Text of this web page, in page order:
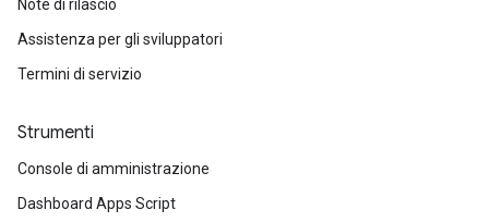
Note di rilascio
Assistenza per gli sviluppatori
Termini di servizio
Strumenti
Console di amministrazione
Dashboard Apps Script